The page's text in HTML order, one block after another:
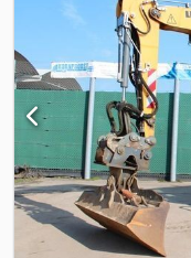
A módosítás, az
fenntartjuk. A leírás az
jelent garanciát a
leírás a mérvadó.
vizsgát (TÜV).
ajánlatot partner
reklámfelirattal és/
szállítási és fizetési